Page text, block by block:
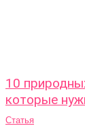
10
которые
Статья